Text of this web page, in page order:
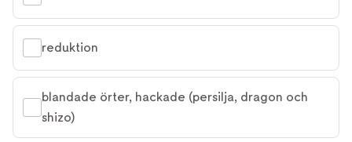
reduktion
blandade örter, hackade (persilja, dragon och
shizo)